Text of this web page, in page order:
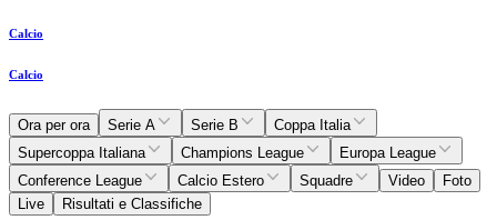
Calcio
Calcio
Ora per ora Serie A Serie B
Coppa Italia
Supercoppa Italiana
Champions League
Europa League
Conference League
Calcio Estero Squadre Video
Foto
Live
Risultati e Classifiche